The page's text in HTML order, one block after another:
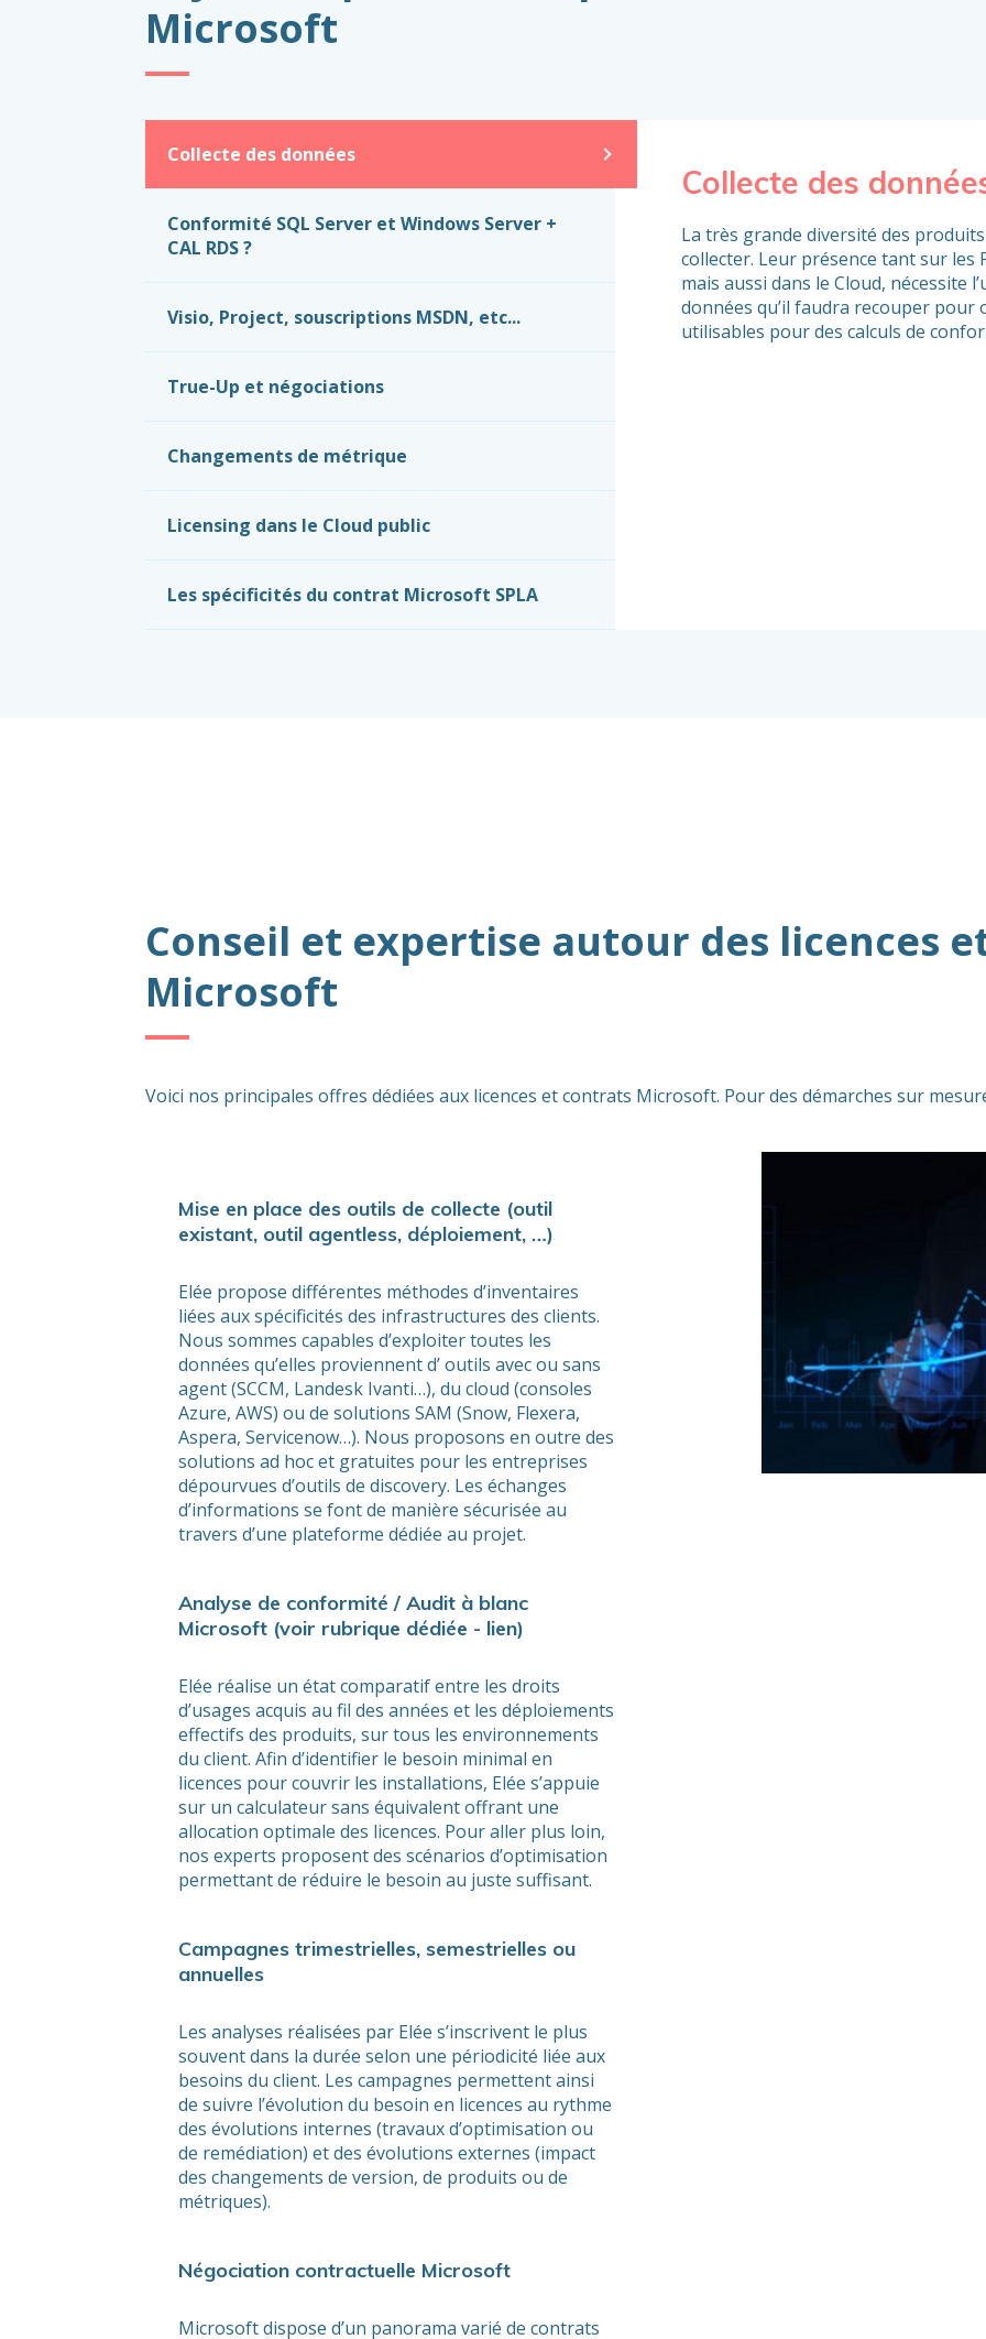
Microsoft
Collecte des données
Conformité SQL Server et Windows Server +
CAL RDS ?
Visio, Project, souscriptions MSDN, etc...
True-Up et négociations
Changements de métrique
Licensing dans le Cloud public
Les spécificités du contrat Microsoft SPLA
Collecte des
La très grande diversité des
collecter. Leur présence tant sur les
mais aussi dans le Cloud, nécessite
données qu’il faudra recouper
utilisables pour des calculs de
Conseil et expertise autour des licences
Microsoft
Voici nos principales offres dédiées aux licences et contrats Microsoft. Pour des démarches sur
Mise en place des outils de collecte (outil
existant, outil agentless, déploiement, …)
Elée propose différentes méthodes d’inventaires
liées aux spécificités des infrastructures des clients.
Nous sommes capables d’exploiter toutes les
données qu’elles proviennent d’ outils avec ou sans
agent (SCCM, Landesk Ivanti…), du cloud (consoles
Azure, AWS) ou de solutions SAM (Snow, Flexera,
Aspera, Servicenow…). Nous proposons en outre des
solutions ad hoc et gratuites pour les entreprises
dépourvues d’outils de discovery. Les échanges
d’informations se font de manière sécurisée au
travers d’une plateforme dédiée au projet.
Analyse de conformité / Audit à blanc
Microsoft (voir rubrique dédiée - lien)
Elée réalise un état comparatif entre les droits
d’usages acquis au fil des années et les déploiements
effectifs des produits, sur tous les environnements
du client. Afin d’identifier le besoin minimal en
licences pour couvrir les installations, Elée s’appuie
sur un calculateur sans équivalent offrant une
allocation optimale des licences. Pour aller plus loin,
nos experts proposent des scénarios d’optimisation
permettant de réduire le besoin au juste suffisant.
Campagnes trimestrielles, semestrielles ou
annuelles
Les analyses réalisées par Elée s’inscrivent le plus
souvent dans la durée selon une périodicité liée aux
besoins du client. Les campagnes permettent ainsi
de suivre l’évolution du besoin en licences au rythme
des évolutions internes (travaux d’optimisation ou
de remédiation) et des évolutions externes (impact
des changements de version, de produits ou de
métriques).
Négociation contractuelle Microsoft
Microsoft dispose d’un panorama varié de contrats